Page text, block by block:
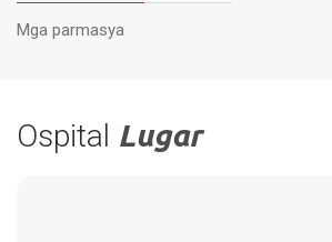
Mga parmasya
Ospital Lugar